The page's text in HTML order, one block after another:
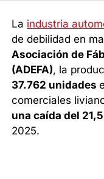
La industria
de debilidad en
Asociación de
(ADEFA), la
37.762 unidades
comerciales
una caída del
2025.